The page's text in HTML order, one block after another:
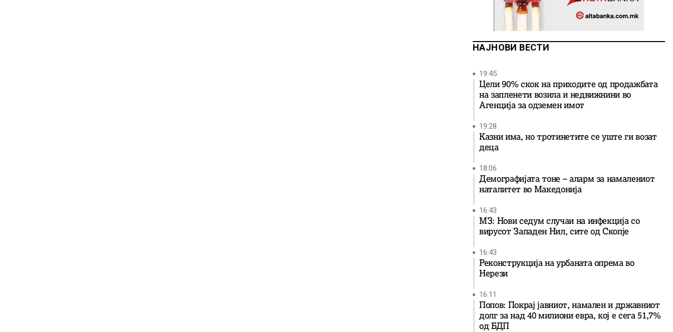
НАЈНОВИ ВЕСТИ
19:45
Цели 90% скок на приходите од продажбата
на запленети возила и недвижнини во
Агенција за одземен имот
19:28
Казни има, но тротинетите се уште ги возат
деца
18:06
Демографијата тоне – аларм за намалениот
наталитет во Македонија
16:43
МЗ: Нови седум случаи на инфекција со
вирусот Западен Нил, сите од Скопје
16:43
Реконструкција на урбаната опрема во
Нерези
16:11
Попов: Покрај јавниот, намален и државниот
долг за над 40 милиони евра, кој e сега 51,7%
од БДП